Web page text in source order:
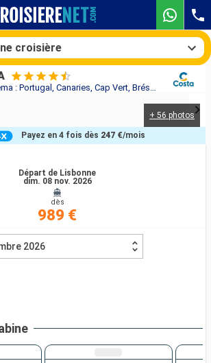
Croisière Costa Diadema : Portugal, Canaries, Cap Vert, Brésil au départ de Lisbonne
+ 56 photos
Départ de Lisbonne
dim. 08 nov. 2026
dès
989 €
Payez en 4 fois dès 247 €/mois
2026
croisière
Compagnies
Rechercher